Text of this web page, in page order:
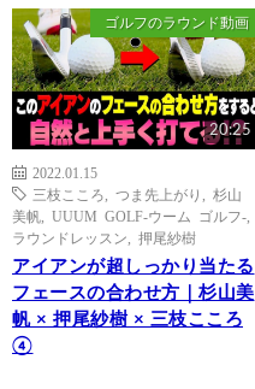
ゴルフのラウンド動画
20:25
2022.01.15
三枝こころ
つま先上がり
杉山
美帆
UUUM GOLF-ウーム ゴルフ-
ラウンドレッスン
押尾紗樹
アイアンが超しっかり当たる
フェースの合わせ方｜杉山美
帆 × 押尾紗樹 × 三枝こころ
④